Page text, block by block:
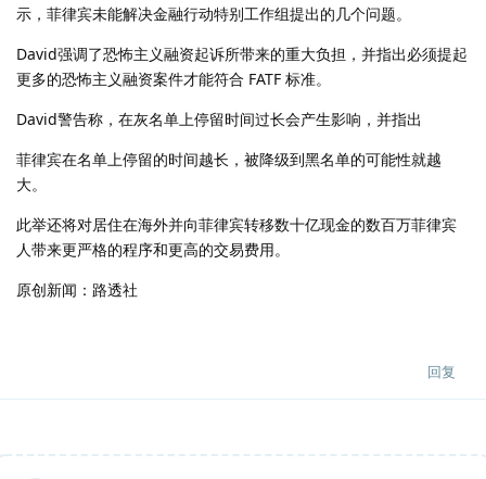
示，菲律宾未能解决金融行动特别工作组提出的几个问题。
David强调了恐怖主义融资起诉所带来的重大负担，并指出必须提起
更多的恐怖主义融资案件才能符合 FATF 标准。
David警告称，在灰名单上停留时间过长会产生影响，并指出
菲律宾在名单上停留的时间越长，被降级到黑名单的可能性就越
大。
此举还将对居住在海外并向菲律宾转移数十亿现金的数百万菲律宾
人带来更严格的程序和更高的交易费用。
原创新闻：路透社
回复